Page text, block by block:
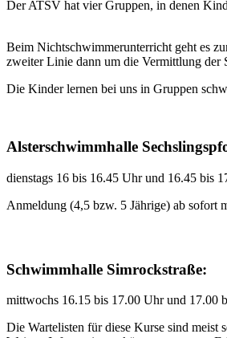
Der ATSV hat vier Gruppen, in denen
Beim Nichtschwimmerunterricht geht es
zweiter Linie dann um die Vermittlung
Die Kinder lernen bei uns in Gruppen
Alsterschwimmhalle
dienstags 16 bis 16.45 Uhr und 16.45 bis
Anmeldung (4,5 bzw. 5 Jährige) ab sofort
Schwimmhalle Simrockstraße:
mittwochs 16.15 bis 17.00 Uhr und 17.00
Die Wartelisten für diese Kurse sind meist